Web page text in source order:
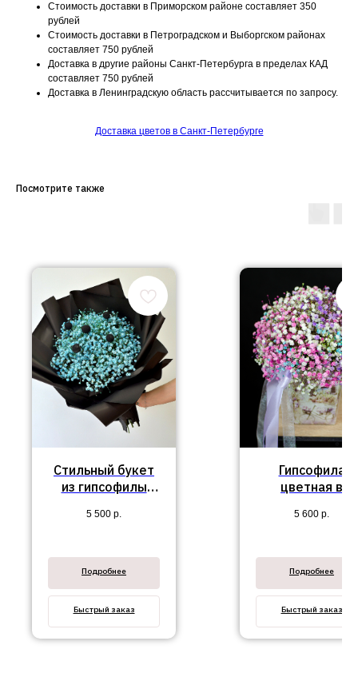
Стоимость доставки в Приморском районе составляет 350
рублей
Стоимость доставки в Петроградском и Выборгском районах
составляет 750 рублей
Доставка в другие районы Санкт-Петербурга в пределах КАД
составляет 750 рублей
Доставка в Ленинградскую область рассчитывается по запросу.
Доставка цветов в Санкт-Петербурге
Посмотрите также
Стильный букет
из гипсофилы
5 500 р.
Подробнее
Быстрый заказ
Гипсофила
цветная в
5 600 р.
Подробнее
Быстрый заказ